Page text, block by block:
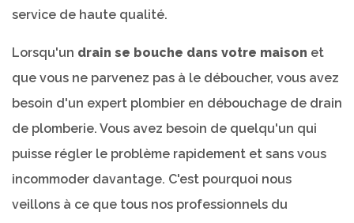
service de haute qualité.
Lorsqu'un drain se bouche dans votre maison et
que vous ne parvenez pas à le déboucher, vous avez
besoin d'un expert plombier en débouchage de drain
de plomberie. Vous avez besoin de quelqu'un qui
puisse régler le problème rapidement et sans vous
incommoder davantage. C'est pourquoi nous
veillons à ce que tous nos professionnels du